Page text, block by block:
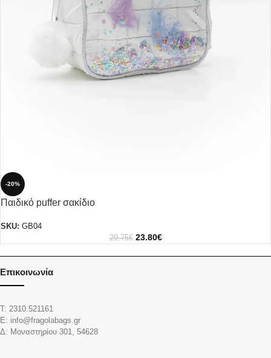
-20%
Παιδικό puffer σακίδιο
SKU: GB04
29.75€ 23.80€
Επικοινωνία
Τ: 2310.521161
Ε: info@fragolabags.gr
Δ: Μοναστηρίου 301, 54628